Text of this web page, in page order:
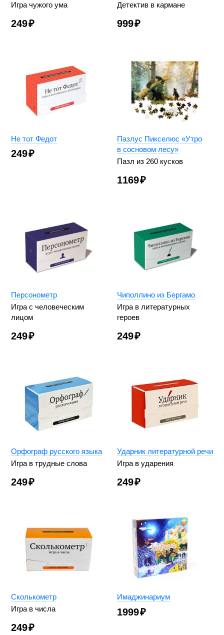
Игра чужого ума
249₽
Детектив в кармане
999₽
Не тот Федот
249₽
Пазлус Пикселюс «Утро
в сосновом лесу»
Пазл из 260 кусков
1169₽
Персонометр
Игра с человеческим
лицом
249₽
Чиполлино из Бергамо
Игра в литературных
героев
249₽
Орфограф русского языка
Игра в трудные слова
249₽
Ударник литературной речи
Игра в ударения
249₽
Сколькометр
Игра в числа
249₽
Имаджинариум
1999₽